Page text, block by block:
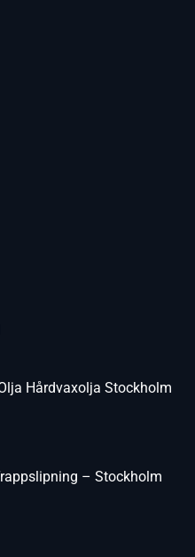
Hårdvaxolja Stockholm
– Stockholm